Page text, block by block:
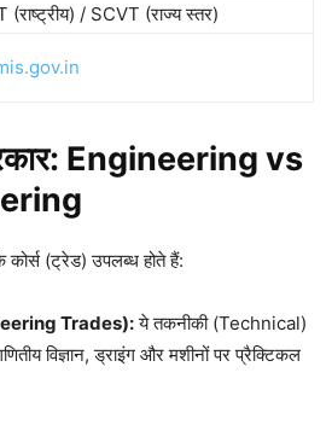
(राष्ट्रीय) / SCVT (राज्य स्तर)
Engineering vs
(ट्रेड) उपलब्ध होते हैं:
Trades):ये तकनीकी (Technical)
विज्ञान, ड्राइंग और मशीनों पर प्रैक्टिकल